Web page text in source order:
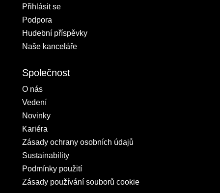
Přihlásit se
Podpora
Hudební příspěvky
Naše kanceláře
Společnost
O nás
Vedení
Novinky
Kariéra
Zásady ochrany osobních údajů
Sustainability
Podmínky použití
Zásady používání souborů cookie